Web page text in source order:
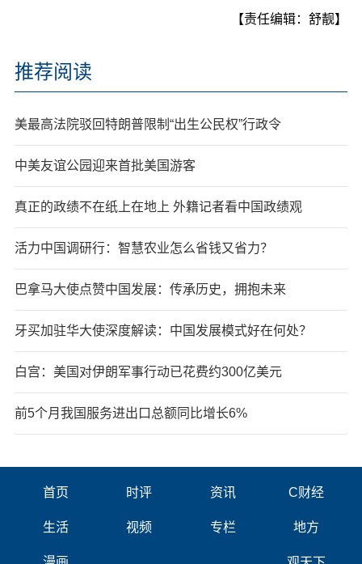
【责任编辑：舒靓】
推荐阅读
美最高法院驳回特朗普限制“出生公民权”行政令
中美友谊公园迎来首批美国游客
真正的政绩不在纸上在地上 外籍记者看中国政绩观
活力中国调研行：智慧农业怎么省钱又省力？
巴拿马大使点赞中国发展：传承历史，拥抱未来
牙买加驻华大使深度解读：中国发展模式好在何处？
白宫：美国对伊朗军事行动已花费约300亿美元
前5个月我国服务进出口总额同比增长6%
首页 时评 资讯 C财经
生活 视频 专栏 地方